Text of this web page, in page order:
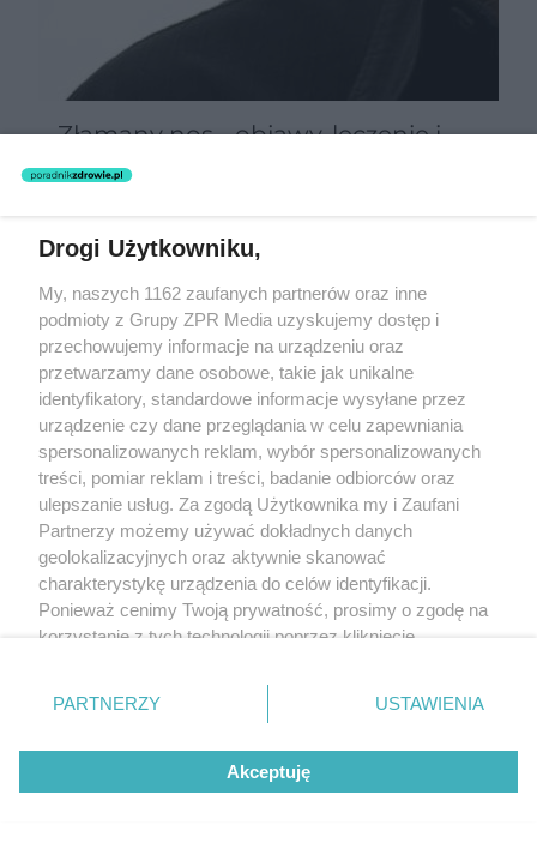
Złamany nos - objawy, leczenie i
pierwsza pomoc
Drogi Użytkowniku,
My, naszych 1162 zaufanych partnerów oraz inne
podmioty z Grupy ZPR Media uzyskujemy dostęp i
przechowujemy informacje na urządzeniu oraz
przetwarzamy dane osobowe, takie jak unikalne
identyfikatory, standardowe informacje wysyłane przez
urządzenie czy dane przeglądania w celu zapewniania
spersonalizowanych reklam, wybór spersonalizowanych
treści, pomiar reklam i treści, badanie odbiorców oraz
ulepszanie usług. Za zgodą Użytkownika my i Zaufani
Partnerzy możemy używać dokładnych danych
geolokalizacyjnych oraz aktywnie skanować
charakterystykę urządzenia do celów identyfikacji.
Ponieważ cenimy Twoją prywatność, prosimy o zgodę na
korzystanie z tych technologii poprzez kliknięcie
zmienić/wycofać klikając przycisk ustawień prywatności
znajdujący się w lewym dolnym rogu strony
rodzaje przetwarzania danych nie wymagają zgody
użytkownika, ale masz prawo sprzeciwić się takiemu
przetwarzaniu. Preferencje będą miały zastosowanie tylko
PARTNERZY USTAWIENIA
Akceptuję